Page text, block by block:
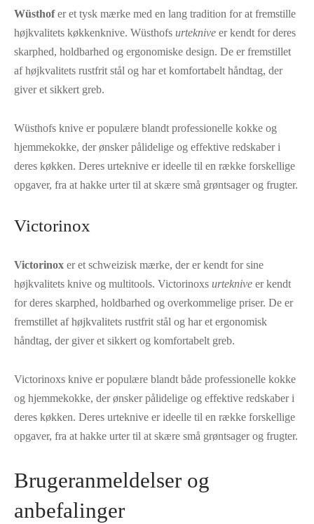
Wüsthofer et tysk mærke med en lang tradition for at fremstille
højkvalitets køkkenknive. Wüsthofs urteknive er kendt for deres
skarphed, holdbarhed og ergonomiske design. De er fremstillet
af højkvalitets rustfrit stål og har et komfortabelt håndtag, der
giver et sikkert greb.
Wüsthofs knive er populære blandt professionelle kokke og
hjemmekokke, der ønsker pålidelige og effektive redskaber i
deres køkken. Deres urteknive er ideelle til en række forskellige
opgaver, fra at hakke urter til at skære små grøntsager og frugter.
Victorinox
Victorinox er et schweizisk mærke, der er kendt for sine
højkvalitets knive og multitools. Victorinoxs urteknive er kendt
for deres skarphed, holdbarhed og overkommelige priser. De er
fremstillet af højkvalitets rustfrit stål og har et ergonomisk
håndtag, der giver et sikkert og komfortabelt greb.
Victorinoxs knive er populære blandt både professionelle kokke
og hjemmekokke, der ønsker pålidelige og effektive redskaber i
deres køkken. Deres urteknive er ideelle til en række forskellige
opgaver, fra at hakke urter til at skære små grøntsager og frugter.
Brugeranmeldelser og
anbefalinger